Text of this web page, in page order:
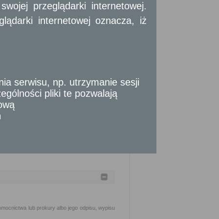
Identyfikacji Elektronicznej.
do wymeldowania i dowód osobisty
tożsamości w przypadku dokumentu
siedmiu dni.
lub prokury albo jego odpisu, wypisu
przeglądarki internetowej.
internetowej oznacza, iż
serwisu, np. utrzymanie sesji
pliki te pozwalają